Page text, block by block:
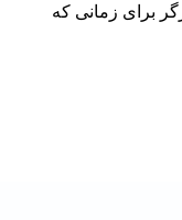
برای زمانی که